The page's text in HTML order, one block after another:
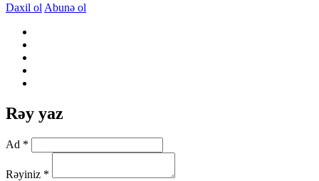
Daxil ol Abunə ol
Rəy yaz
Ad *
Rəyiniz *